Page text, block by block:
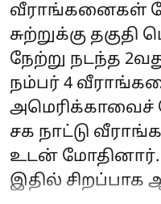
வீராங்கனைகள்
சுற்றுக்கு தகுதி
நேற்று நடந்த
நம்பர் 4
அமெரிக்காவைச்
சக நாட்டு
உடன் மோதினார்.
இதில் சிறப்பாக